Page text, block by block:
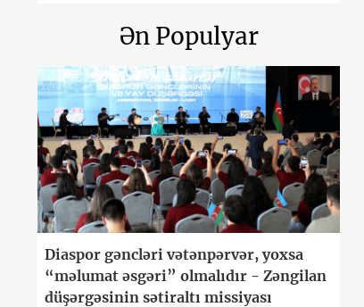
Ən Populyar
Diaspor gəncləri vətənpərvər, yoxsa
“məlumat əsgəri” olmalıdır - Zəngilan
düşərgəsinin sətiraltı missiyası